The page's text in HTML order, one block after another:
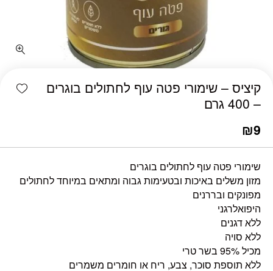
קיציס – שימורי פטה עוף לחתולים בוגרים
– 400 גרם
₪9
שימורי פטה עוף לחתולים בוגרים
מזון משלים באיכות ובטעימות גבוה ומתאים במיוחד לחתולים
מפונקים ובררנים
היפואלרגני
ללא דגנים
ללא סויה
מכיל 95% בשר טרי
ללא תוספת סוכר, צבע, ריח או חומרים משמרים